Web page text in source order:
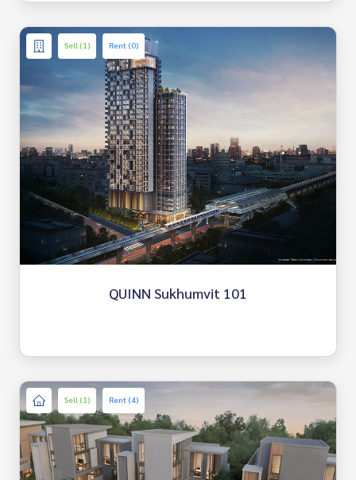
Sell (1) Rent (0)
QUINN Sukhumvit 101
Sell (1) Rent (4)